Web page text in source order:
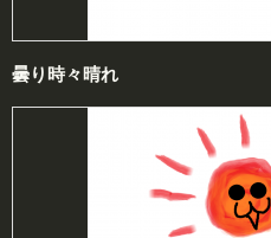
曇り時々晴れ